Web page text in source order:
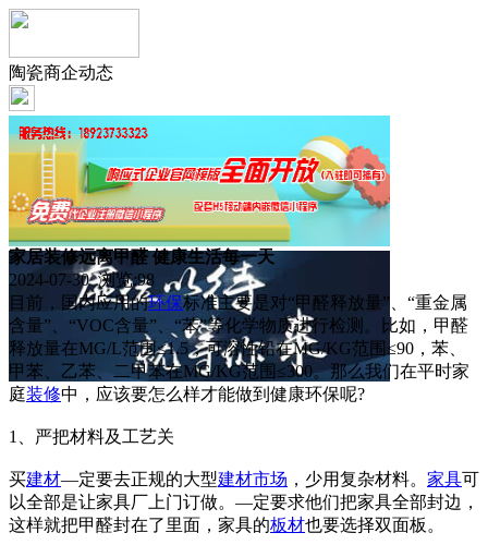
陶瓷商企动态
家居装修远离甲醛 健康生活每一天
2024-07-30 浏览:98
目前，国内应用的环保标准主要是对“甲醛释放量”、“重金属
含量”、“VOC含量”、“苯”等化学物质进行检测。比如，甲醛
释放量在MG/L范围≤1.5，可溶性铅在MG/KG范围≤90，苯、
甲苯、乙苯、二甲苯在MG/KG范围≤300。那么我们在平时家
庭装修中，应该要怎么样才能做到健康环保呢?
1、严把材料及工艺关
买建材—定要去正规的大型建材市场 ，少用复杂材料。 家具可
以全部是让家具厂上门订做。—定要求他们把家具全部封边，
这样就把甲醛封在了里面，家具的板材也要选择双面板。